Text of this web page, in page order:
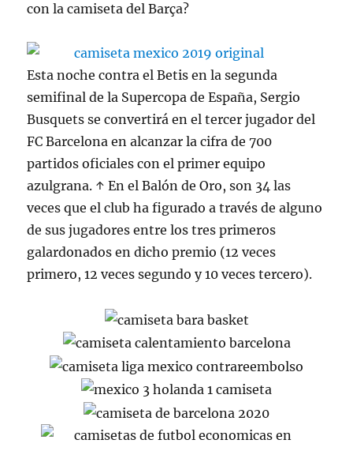
con la camiseta del Barça?
Esta noche contra el Betis en la segunda
semifinal de la Supercopa de España, Sergio
Busquets se convertirá en el tercer jugador del
FC Barcelona en alcanzar la cifra de 700
partidos oficiales con el primer equipo
azulgrana. ↑ En el Balón de Oro, son 34 las
veces que el club ha figurado a través de alguno
de sus jugadores entre los tres primeros
galardonados en dicho premio (12 veces
primero, 12 veces segundo y 10 veces tercero).